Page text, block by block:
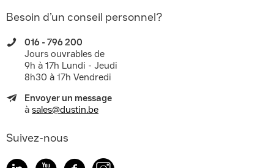
Besoin d’un conseil personnel?
016 - 796 200
Jours ouvrables de
9h à 17h Lundi - Jeudi
8h30 à 17h Vendredi
Envoyer un message
à sales@dustin.be
Suivez-nous